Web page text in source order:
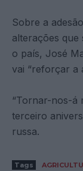
Sobre a
alterações
o país, José
vai “reforçar a
“Tornar-nos-á
terceiro
russa.
Tags